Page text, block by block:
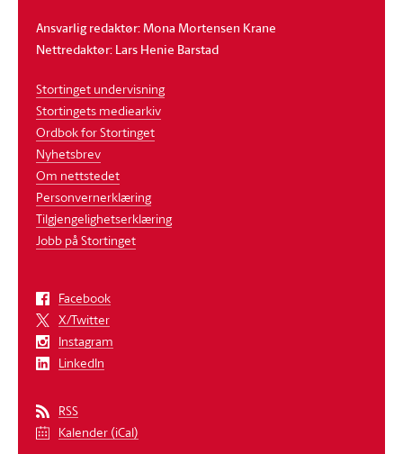
Ansvarlig redaktør: Mona Mortensen Krane
Nettredaktør: Lars Henie Barstad
Stortinget undervisning
Stortingets mediearkiv
Ordbok for Stortinget
Nyhetsbrev
Om nettstedet
Personvernerklæring
Tilgjengelighetserklæring
Jobb på Stortinget
Facebook
X/Twitter
Instagram
LinkedIn
RSS
Kalender (iCal)